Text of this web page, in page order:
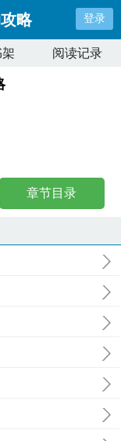
略 登录
阅读记录
章节目录